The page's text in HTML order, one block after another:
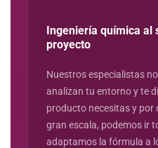
Ingeniería química al
proyecto
Nuestros especialistas
analizan tu entorno y te
producto necesitas y por
gran escala, podemos ir
adaptamos la fórmula a